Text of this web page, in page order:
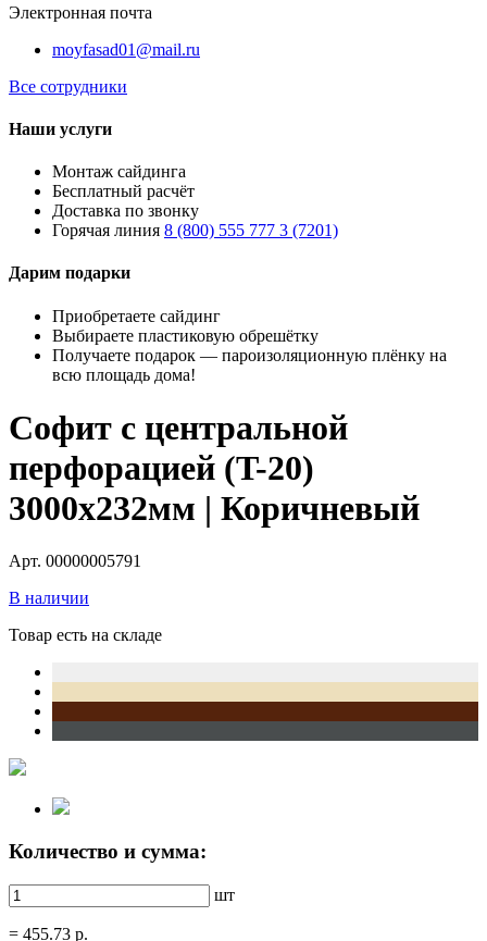
Электронная почта
moyfasad01@mail.ru
Все сотрудники
Наши услуги
Монтаж сайдинга
Бесплатный расчёт
Доставка по звонку
Горячая линия 8 (800) 555 777 3 (7201)
Дарим подарки
Приобретаете сайдинг
Выбираете пластиковую обрешётку
Получаете подарок — пароизоляционную плёнку на
всю площадь дома!
Софит с центральной
перфорацией (T-20)
3000х232мм | Коричневый
Арт. 00000005791
В наличии
Товар есть на складе
Количество и сумма:
шт
= 455.73 р.